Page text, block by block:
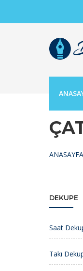
ANASAYFA
DEKUPE
Saat
Takı